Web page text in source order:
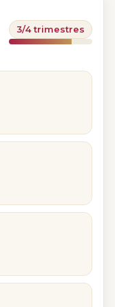
3/4 trimestres